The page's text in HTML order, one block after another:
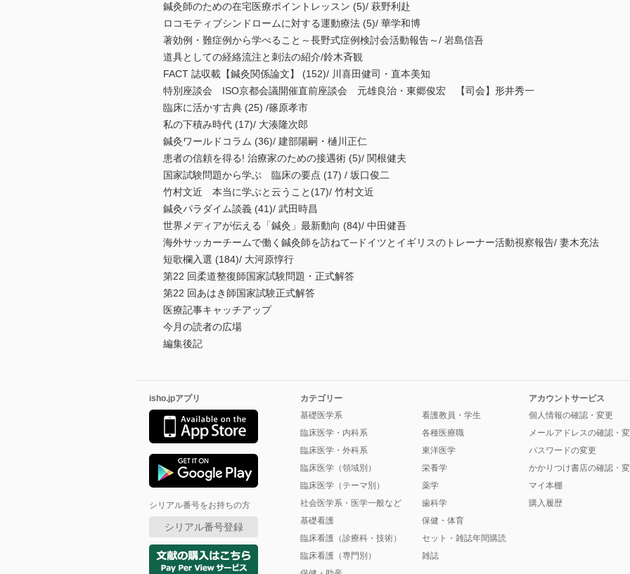
鍼灸師のための在宅医療ポイントレッスン (5)/ 萩野利赴
ロコモティブシンドロームに対する運動療法 (5)/ 華学和博
著効例・難症例から学べること～長野式症例検討会活動報告～/ 岩島信吾
道具としての経絡流注と刺法の紹介/鈴木斉観
FACT 誌収載【鍼灸関係論文】 (152)/ 川喜田健司・直本美知
特別座談会 ISO京都会議開催直前座談会 元雄良治・東郷俊宏 【司会】形井秀一
臨床に活かす古典 (25) /篠原孝市
私の下積み時代 (17)/ 大湊隆次郎
鍼灸ワールドコラム (36)/ 建部陽嗣・樋川正仁
患者の信頼を得る! 治療家のための接遇術 (5)/ 関根健夫
国家試験問題から学ぶ 臨床の要点 (17) / 坂口俊二
竹村文近 本当に学ぶと云うこと(17)/ 竹村文近
鍼灸パラダイム談義 (41)/ 武田時昌
世界メディアが伝える「鍼灸」最新動向 (84)/ 中田健吾
海外サッカーチームで働く鍼灸師を訪ねて─ドイツとイギリスのトレーナー活動視察報告/ 妻木充法
短歌欄入選 (184)/ 大河原惇行
第22 回柔道整復師国家試験問題・正式解答
第22 回あはき師国家試験正式解答
医療記事キャッチアップ
今月の読者の広場
編集後記
isho.jpアプリ
シリアル番号をお持ちの方
シリアル番号登録
カテゴリー
基礎医学系
臨床医学・内科系
臨床医学・外科系
臨床医学（領域別）
臨床医学（テーマ別）
社会医学系・医学一般など
基礎看護
臨床看護（診療科・技術）
臨床看護（専門別）
看護教員・学生
各種医療職
東洋医学
栄養学
薬学
歯科学
保健・体育
セット・雑誌年間購読
雑誌
アカウントサービス
個人情報の確認・変更
メールアドレスの確認・
パスワードの変更
かかりつけ書店の確認・
マイ本棚
購入履歴